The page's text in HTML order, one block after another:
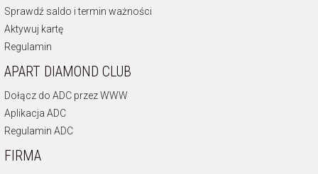
Sprawdź saldo i termin ważności
Aktywuj kartę
Regulamin
APART DIAMOND CLUB
Dołącz do ADC przez WWW
Aplikacja ADC
Regulamin ADC
FIRMA